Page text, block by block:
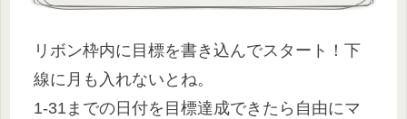
リボン枠内に目標を書き込んでスタート！下
線に月も入れないとね。
1-31までの日付を目標達成できたら自由にマ